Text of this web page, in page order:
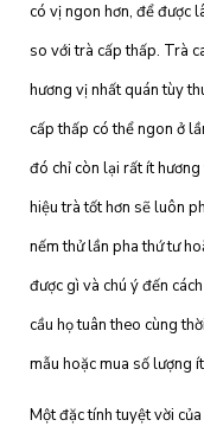
có vị ngon hơn, để được
so với trà cấp thấp. Trà
hương vị nhất quán tùy
cấp thấp có thể ngon ở
đó chỉ còn lại rất ít
hiệu trà tốt hơn sẽ luôn
nếm thử lần pha thứ tư
được gì và chú ý đến
cầu họ tuân theo cùng
mẫu hoặc mua số lượng
Một đặc tính tuyệt vời